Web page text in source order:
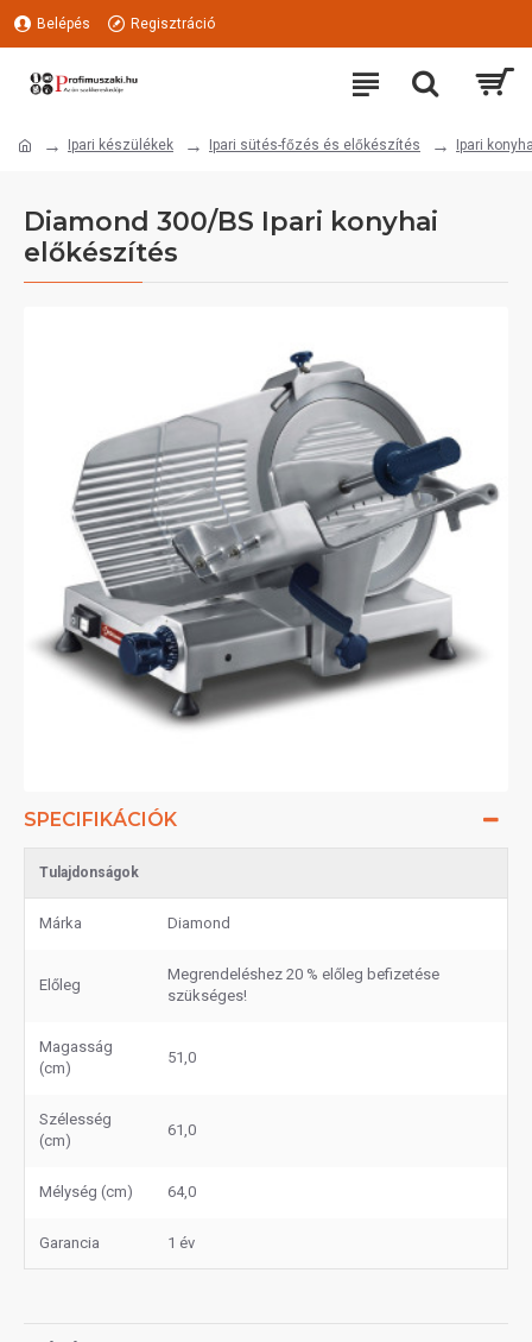
Belépés Regisztráció
Ipari készülékek Ipari sütés-főzés és előkészítés Ipari
Diamond 300/BS Ipari konyhai
előkészítés
SPECIFIKÁCIÓK
Tulajdonságok
Márka Diamond
Előleg
Megrendeléshez 20 % előleg befizetése
szükséges!
Magasság
(cm)
51,0
Szélesség
(cm)
61,0
Mélység (cm) 64,0
Garancia 1 év